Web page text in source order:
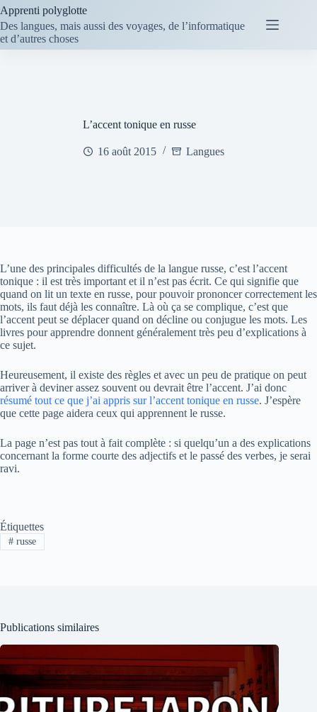
Passer
au
contenu
Apprenti polyglotte
Des langues, mais aussi des voyages, de l’informatique
et d’autres choses
L’accent tonique en russe
16 août 2015 Langues
L’une des principales difficultés de la langue russe, c’est l’accent
tonique : il est très important et il n’est pas écrit. Ce qui signifie que
quand on lit un texte en russe, pour pouvoir prononcer correctement les
mots, ils faut déjà les connaître. Là où ça se complique, c’est que
l’accent peut se déplacer quand on décline ou conjugue les mots. Les
livres pour apprendre donnent généralement très peu d’explications à
ce sujet.
Heureusement, il existe des règles et avec un peu de pratique on peut
arriver à deviner assez souvent ou devrait être l’accent. J’ai donc
résumé tout ce que j’ai appris sur l’accent tonique en russe. J’espère
que cette page aidera ceux qui apprennent le russe.
La page n’est pas tout à fait complète : si quelqu’un a des explications
concernant la forme courte des adjectifs et le passé des verbes, je serai
ravi.
Étiquettes
#russe
Publications similaires